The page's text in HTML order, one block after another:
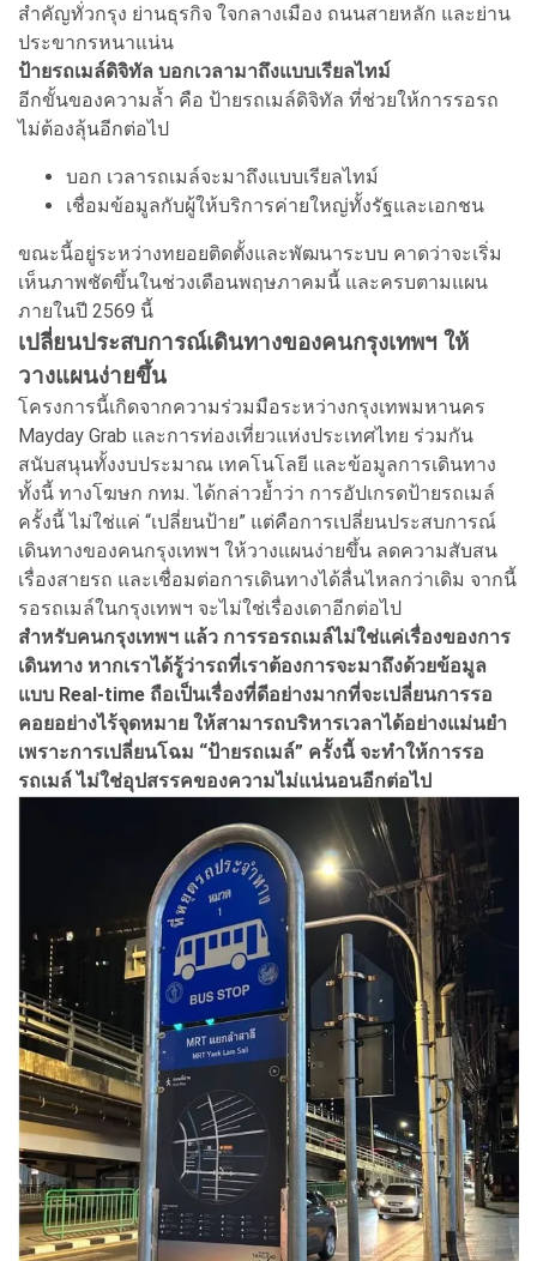
สำคัญทั่วกรุง ย่านธุรกิจ ใจกลางเมือง ถนนสายหลัก และย่าน
ประขากรหนาแน่น
ป้ายรถเมล์ดิจิทัล บอกเวลามาถึงแบบเรียลไทม์
อีกขั้นของความล้ำ คือ ป้ายรถเมล์ดิจิทัล ที่ช่วยให้การรอรถ
ไม่ต้องลุ้นอีกต่อไป
บอก เวลารถเมล์จะมาถึงแบบเรียลไทม์
เชื่อมข้อมูลกับผู้ให้บริการค่ายใหญ่ทั้งรัฐและเอกชน
ขณะนี้อยู่ระหว่างทยอยติดตั้งและพัฒนาระบบ คาดว่าจะเริ่ม
เห็นภาพชัดขึ้นในช่วงเดือนพฤษภาคมนี้ และครบตามแผน
ภายในปี 2569 นี้
เปลี่ยนประสบการณ์เดินทางของคนกรุงเทพฯ ให้
วางแผนง่ายขึ้น
โครงการนี้เกิดจากความร่วมมือระหว่างกรุงเทพมหานคร
Mayday Grab และการท่องเที่ยวแห่งประเทศไทย ร่วมกัน
สนับสนุนทั้งงบประมาณ เทคโนโลยี และข้อมูลการเดินทาง
ทั้งนี้ ทางโฆษก กทม. ได้กล่าวย้ำว่า การอัปเกรดป้ายรถเมล์
ครั้งนี้ ไม่ใช่แค่ “เปลี่ยนป้าย” แต่คือการเปลี่ยนประสบการณ์
เดินทางของคนกรุงเทพฯ ให้วางแผนง่ายขึ้น ลดความสับสน
เรื่องสายรถ และเชื่อมต่อการเดินทางได้ลื่นไหลกว่าเดิม จากนี้
รอรถเมล์ในกรุงเทพฯ จะไม่ใช่เรื่องเดาอีกต่อไป
สำหรับคนกรุงเทพฯ แล้ว การรอรถเมล์ไม่ใช่แค่เรื่องของการ
เดินทาง หากเราได้รู้ว่ารถที่เราต้องการจะมาถึงด้วยข้อมูล
แบบ Real-time ถือเป็นเรื่องที่ดีอย่างมากที่จะเปลี่ยนการรอ
คอยอย่างไร้จุดหมาย ให้สามารถบริหารเวลาได้อย่างแม่นยำ
เพราะการเปลี่ยนโฉม “ป้ายรถเมล์” ครั้งนี้ จะทำให้การรอ
รถเมล์ ไม่ใช่อุปสรรคของความไม่แน่นอนอีกต่อไป